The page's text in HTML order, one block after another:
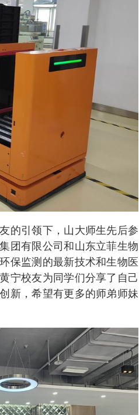
的引领下，山大师生先后参
团有限公司和山东立菲生物
保监测的最新技术和生物医
宁校友为同学们分享了自己
新，希望有更多的师弟师妹